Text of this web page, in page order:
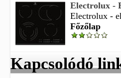
Electrolux -
Electrolux -
Főzőlap
Kapcsolódó